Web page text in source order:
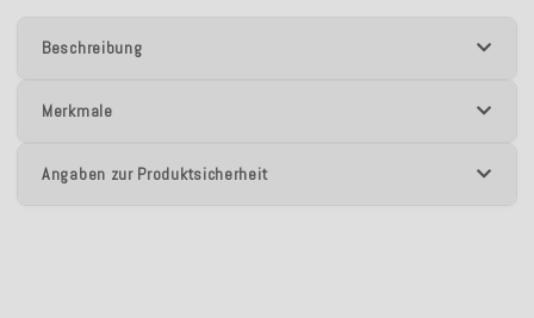
Beschreibung
Merkmale
Angaben zur Produktsicherheit